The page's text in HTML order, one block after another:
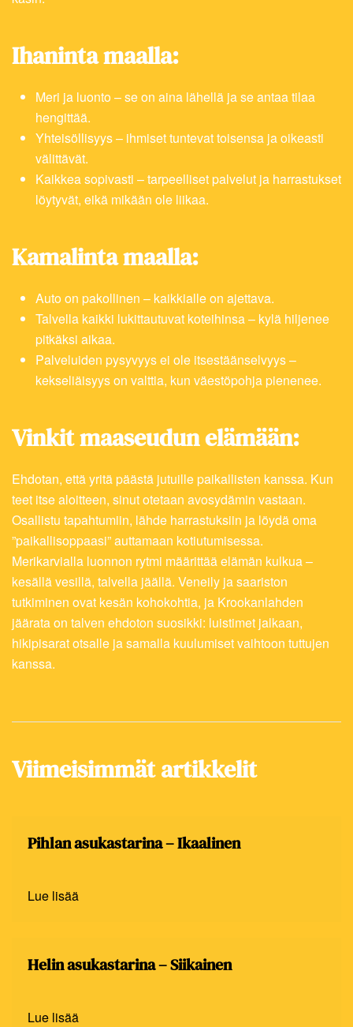
Ihaninta maalla:
Meri ja luonto – se on aina lähellä ja se antaa tilaa
hengittää.
Yhteisöllisyys – ihmiset tuntevat toisensa ja oikeasti
välittävät.
Kaikkea sopivasti – tarpeelliset palvelut ja harrastukset
löytyvät, eikä mikään ole liikaa.
Kamalinta maalla:
Auto on pakollinen – kaikkialle on ajettava.
Talvella kaikki lukittautuvat koteihinsa – kylä hiljenee
pitkäksi aikaa.
Palveluiden pysyvyys ei ole itsestäänselvyys –
kekseliäisyys on valttia, kun väestöpohja pienenee.
Vinkit maaseudun elämään:
Ehdotan, että yritä päästä jutuille paikallisten kanssa. Kun
teet itse aloitteen, sinut otetaan avosydämin vastaan.
Osallistu tapahtumiin, lähde harrastuksiin ja löydä oma
”paikallisoppaasi” auttamaan kotiutumisessa.
Merikarvialla luonnon rytmi määrittää elämän kulkua –
kesällä vesillä, talvella jäällä. Veneily ja saariston
tutkiminen ovat kesän kohokohtia, ja Krookanlahden
jäärata on talven ehdoton suosikki: luistimet jalkaan,
hikipisarat otsalle ja samalla kuulumiset vaihtoon tuttujen
kanssa.
Viimeisimmät artikkelit
Pihlan asukastarina – Ikaalinen
Lue lisää
Helin asukastarina – Siikainen
Lue lisää